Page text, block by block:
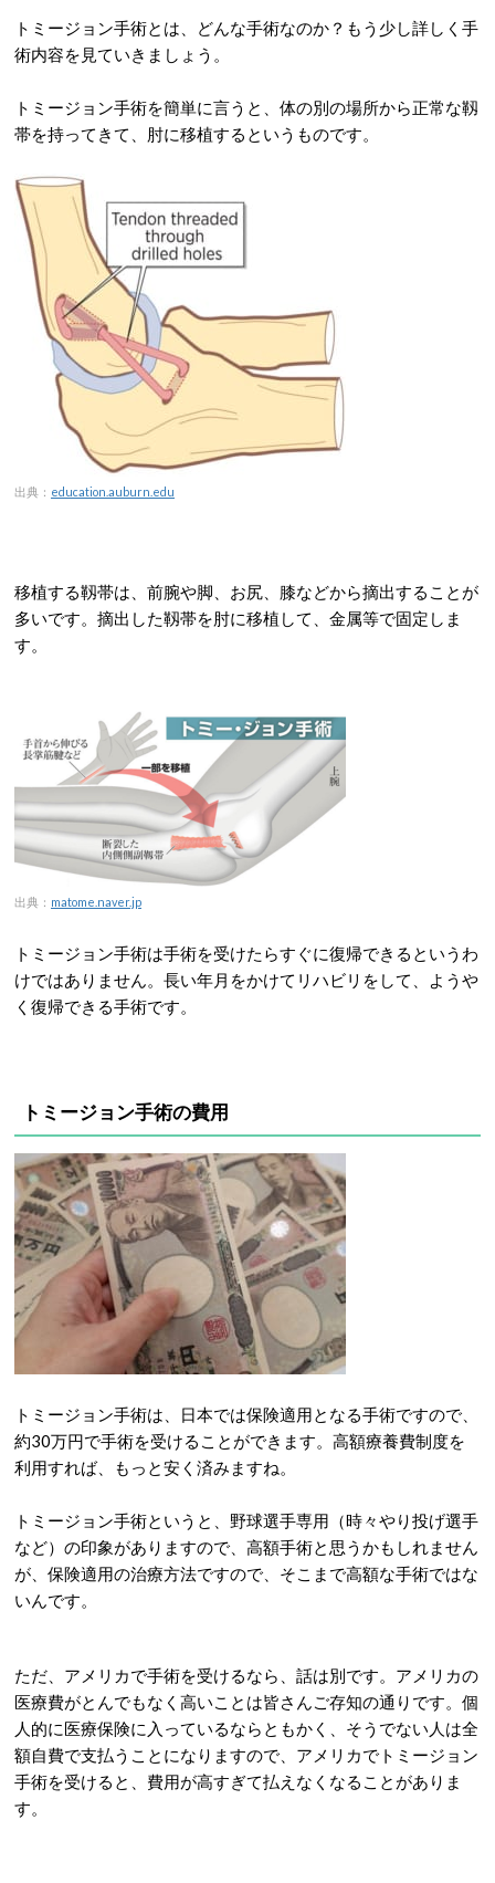
トミージョン手術とは、どんな手術なのか？もう少し詳しく手
術内容を見ていきましょう。
トミージョン手術を簡単に言うと、体の別の場所から正常な靱
帯を持ってきて、肘に移植するというものです。
出典： education.auburn.edu
移植する靱帯は、前腕や脚、お尻、膝などから摘出することが
多いです。摘出した靱帯を肘に移植して、金属等で固定しま
す。
出典： matome.naver.jp
トミージョン手術は手術を受けたらすぐに復帰できるというわ
けではありません。長い年月をかけてリハビリをして、ようや
く復帰できる手術です。
トミージョン手術の費用
トミージョン手術は、日本では保険適用となる手術ですので、
約30万円で手術を受けることができます。高額療養費制度を
利用すれば、もっと安く済みますね。
トミージョン手術というと、野球選手専用（時々やり投げ選手
など）の印象がありますので、高額手術と思うかもしれません
が、保険適用の治療方法ですので、そこまで高額な手術ではな
いんです。
ただ、アメリカで手術を受けるなら、話は別です。アメリカの
医療費がとんでもなく高いことは皆さんご存知の通りです。個
人的に医療保険に入っているならともかく、そうでない人は全
額自費で支払うことになりますので、アメリカでトミージョン
手術を受けると、費用が高すぎて払えなくなることがありま
す。